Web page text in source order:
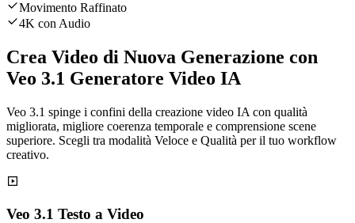
Movimento Raffinato
4K con Audio
Crea Video di Nuova Generazione con
Veo 3.1 Generatore Video IA
Veo 3.1 spinge i confini della creazione video IA con qualità
migliorata, migliore coerenza temporale e comprensione scene
superiore. Scegli tra modalità Veloce e Qualità per il tuo workflow
creativo.
Veo 3.1 Testo a Video